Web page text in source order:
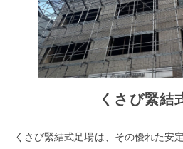
くさび緊結
くさび緊結式足場は、その優れた安